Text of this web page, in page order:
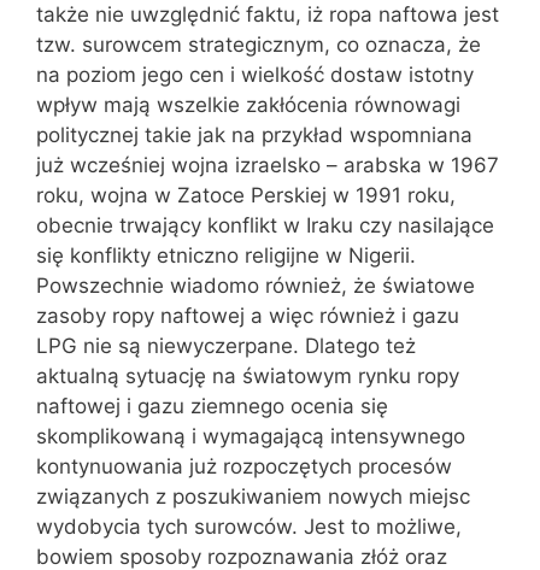
także nie uwzględnić faktu, iż ropa naftowa jest
tzw. surowcem strategicznym, co oznacza, że
na poziom jego cen i wielkość dostaw istotny
wpływ mają wszelkie zakłócenia równowagi
politycznej takie jak na przykład wspomniana
już wcześniej wojna izraelsko – arabska w 1967
roku, wojna w Zatoce Perskiej w 1991 roku,
obecnie trwający konflikt w Iraku czy nasilające
się konflikty etniczno religijne w Nigerii.
Powszechnie wiadomo również, że światowe
zasoby ropy naftowej a więc również i gazu
LPG nie są niewyczerpane. Dlatego też
aktualną sytuację na światowym rynku ropy
naftowej i gazu ziemnego ocenia się
skomplikowaną i wymagającą intensywnego
kontynuowania już rozpoczętych procesów
związanych z poszukiwaniem nowych miejsc
wydobycia tych surowców. Jest to możliwe,
bowiem sposoby rozpoznawania złóż oraz